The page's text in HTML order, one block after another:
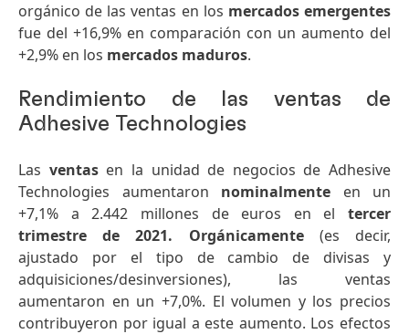
orgánico de las ventas en los mercados emergentes
fue del +16,9% en comparación con un aumento del
+2,9% en los mercados maduros.
Rendimiento de las ventas de
Adhesive Technologies
Las ventasen la unidad de negocios de Adhesive
Technologies aumentaron nominalmente en un
+7,1% a 2.442 millones de euros en el tercer
trimestre de 2021. Orgánicamente(es decir,
ajustado por el tipo de cambio de divisas y
adquisiciones/desinversiones), las ventas
aumentaron en un +7,0%. El volumen y los precios
contribuyeron por igual a este aumento. Los efectos